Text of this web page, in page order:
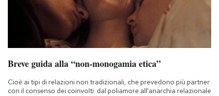
Breve guida alla “non-monogamia etica”
Cioè ai tipi di relazioni non tradizionali, che prevedono più partner
con il consenso dei coinvolti: dal poliamore all'anarchia relazionale